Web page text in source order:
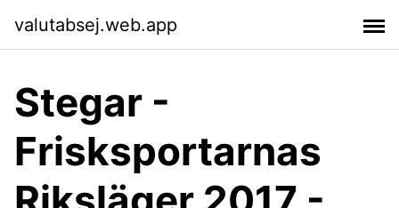
valutabsej.web.app
Stegar -
Frisksportarnas